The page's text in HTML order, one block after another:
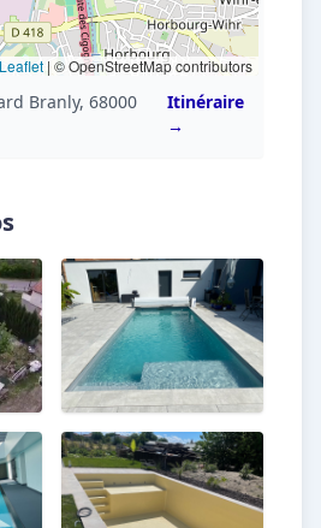
Leaflet |© OpenStreetMap contributors
Branly, 68000
Itinéraire
→